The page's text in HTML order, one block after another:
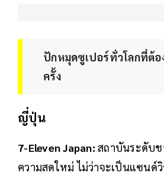
ปักหมุดซูเปอร์ทั่วโลกที่ต้อ
ครั้ง
ญี่ปุ่น
7-Eleven Japan: สถาบันระดับช
ความสดใหม่ ไม่ว่าจะเป็นแซนด์